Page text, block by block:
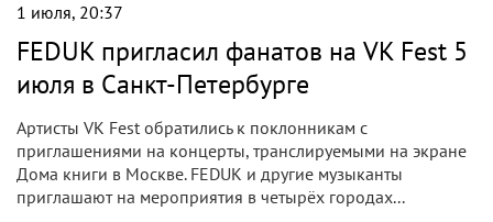
1 июля, 20:37
FEDUK пригласил фанатов на VK Fest 5
июля в Санкт-Петербурге
Артисты VK Fest обратились к поклонникам с
приглашениями на концерты, транслируемыми на экране
Дома книги в Москве. FEDUK и другие музыканты
приглашают на мероприятия в четырёх городах...